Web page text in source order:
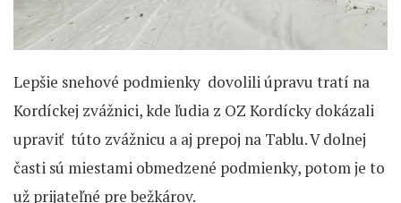
Lepšie snehové podmienky dovolili úpravu tratí na
Kordíckej zvážnici, kde ľudia z OZ Kordícky dokázali
upraviť túto zvážnicu a aj prepoj na Tablu. V dolnej
časti sú miestami obmedzené podmienky, potom je to
už prijateľné pre bežkárov.